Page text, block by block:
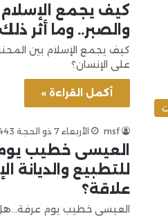
كيف يجمع الإسلام
والصبر.. وما أثر
كيف يجمع الإسلام بين
على الإنسان؟
أكمل القراءة »
msf الأربعاء 7 ذو الحجة 1443هـ 6-7-2022م
العيسى خطيب
للتطبيع والديانة
علاقة؟
العيسى خطيب يوم عرفة…هل